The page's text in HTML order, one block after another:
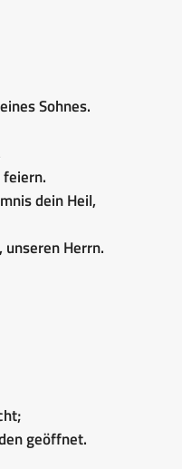
Sohnes.
dein Heil,
Herrn.
geöffnet.